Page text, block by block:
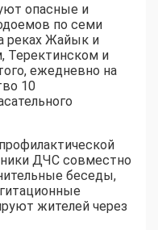
опасные и
по семи
реках Жайык и
Теректинском и
ежедневно на
10
ДЧС совместно
беседы,
жителей через